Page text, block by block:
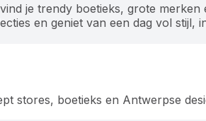
je trendy boetieks, grote merken
en geniet van een dag vol stijl,
stores, boetieks en Antwerpse